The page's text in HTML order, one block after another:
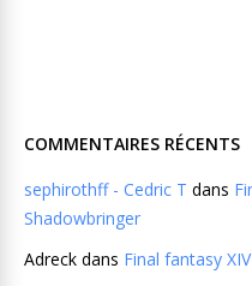
COMMENTAIRES RÉCENTS
sephirothff - Cedric T dans
Shadowbringer
Adreck dans Final fantasy